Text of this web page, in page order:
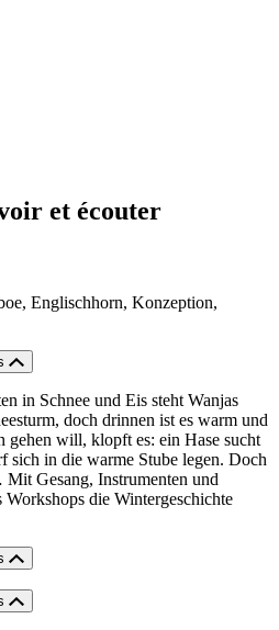
et écouter
Englischhorn, Konzeption,
in Schnee und Eis steht Wanjas
doch drinnen ist es warm und
gehen will, klopft es: ein Hase sucht
sich in die warme Stube legen. Doch
Gesang, Instrumenten und
die Wintergeschichte